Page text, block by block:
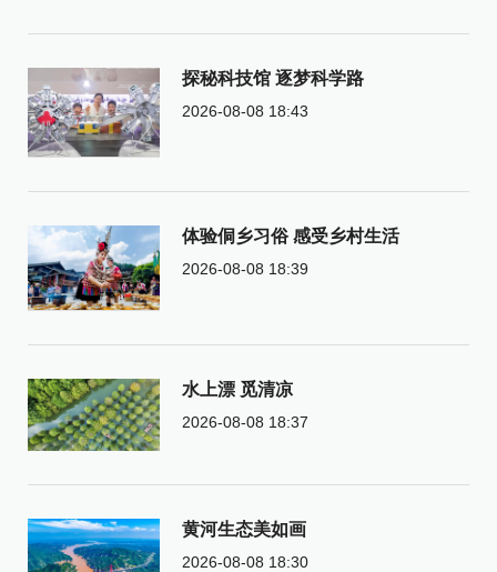
探秘科技馆 逐梦科学路
2026-08-08 18:43
体验侗乡习俗 感受乡村生活
2026-08-08 18:39
水上漂 觅清凉
2026-08-08 18:37
黄河生态美如画
2026-08-08 18:30